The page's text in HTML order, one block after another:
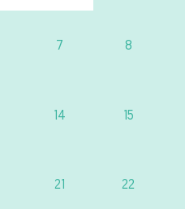
7 8
14 15
21 22